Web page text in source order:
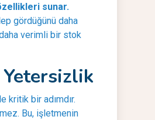
sunar.
gördüğünü daha
verimli bir stok
Yetersizlik
kritik bir adımdır.
Bu, işletmenin